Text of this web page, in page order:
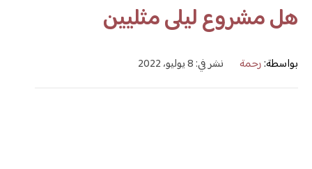
ابحث عن أي موضوع يهمك
هل مشروع ليلى مثليين
بواسطة:رحمة نشر في: 8 يوليو، 2022